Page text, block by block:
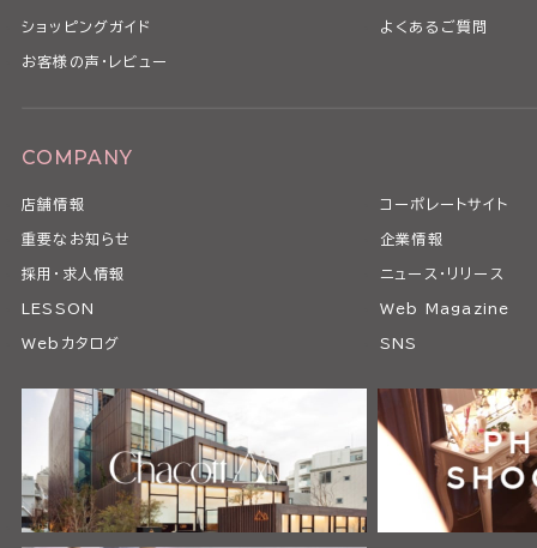
ショッピングガイド よくあるご質問
お客様の声・レビュー
COMPANY
店舗情報 コーポレートサイト
重要なお知らせ 企業情報
採用・求人情報 ニュース・リリース
LESSON Web Magazine
Webカタログ SNS